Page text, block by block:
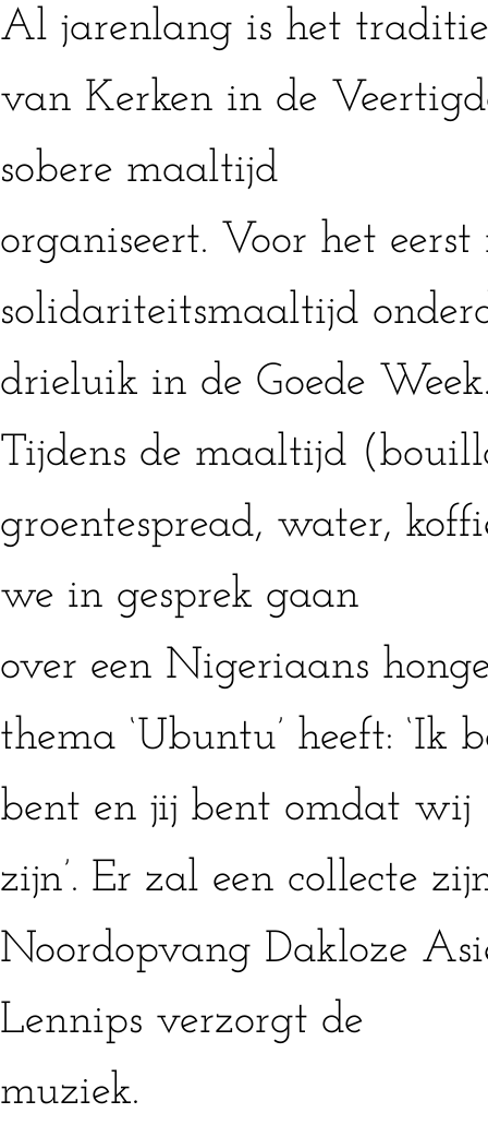
Al jarenlang is het
van Kerken in de
sobere maaltijd
organiseert. Voor het eerst
solidariteitsmaaltijd
drieluik in de Goede
Tijdens de maaltijd
groentespread, water,
we in gesprek gaan
over een Nigeriaans
thema ‘Ubuntu’ heeft: ‘Ik
bent en jij bent omdat wij
zijn’. Er zal een collecte
Noordopvang Dakloze
Lennips verzorgt de
muziek.